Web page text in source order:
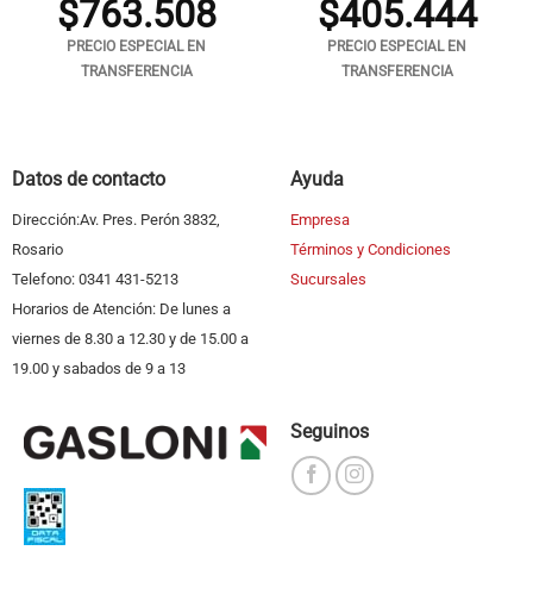
$763.508
PRECIO ESPECIAL EN
TRANSFERENCIA
$405.444
PRECIO ESPECIAL EN
TRANSFERENCIA
Datos de contacto
Dirección:Av. Pres. Perón 3832,
Rosario
Telefono: 0341 431-5213
Horarios de Atención: De lunes a
viernes de 8.30 a 12.30 y de 15.00 a
19.00 y sabados de 9 a 13
Ayuda
Empresa
Términos y Condiciones
Sucursales
Seguinos